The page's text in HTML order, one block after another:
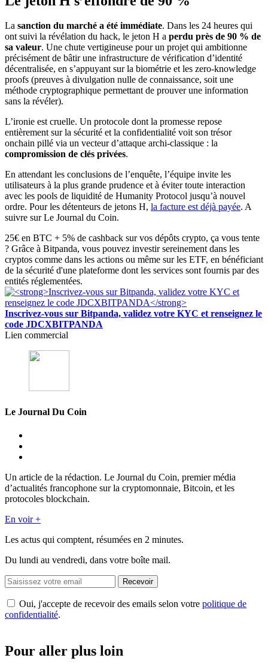
La sanction du marché a été immédiate. Dans les 24 heures qui
ont suivi la révélation du hack, le jeton H a perdu près de 90 % de
sa valeur. Une chute vertigineuse pour un projet qui ambitionne
précisément de bâtir une infrastructure de vérification d’identité
décentralisée, en s’appuyant sur la biométrie et les zero-knowledge
proofs (preuves à divulgation nulle de connaissance, soit une
méthode cryptographique permettant de prouver une information
sans la révéler).
L’ironie est cruelle. Un protocole dont la promesse repose
entièrement sur la sécurité et la confidentialité voit son trésor
onchain pillé via un vecteur d’attaque archi-classique : la
compromission de clés privées.
En attendant les conclusions de l’enquête, l’équipe invite les
utilisateurs à la plus grande prudence et à éviter toute interaction
avec les pools de liquidité de Humanity Protocol jusqu’à nouvel
ordre. Pour les détenteurs de jetons H, la facture est déjà payée. A
suivre sur Le Journal du Coin.
25€ en BTC + 5% de cashback sur vos dépôts crypto, ça vous tente
? Grâce à Bitpanda, vous pouvez investir sereinement dans les
cryptos comme dans les actions ou même sur les ETF, en bénéficiant
de la sécurité d'une plateforme dont les services sont fournis par des
entités réglementées.
Inscrivez-vous sur Bitpanda, validez votre KYC et renseignez le
code JDCXBITPANDA
Lien commercial
Le Journal Du Coin
Un article de la rédaction. Le Journal du Coin, premier média
d’actualités francophone sur la cryptomonnaie, Bitcoin, et les
protocoles blockchain.
En voir +
Les actus qui comptent, résumées en 2 minutes.
Du lundi au vendredi, dans votre boîte mail.
Recevoir
Oui, j'accepte de recevoir des emails selon votre politique de
confidentialité.
Pour aller plus loin